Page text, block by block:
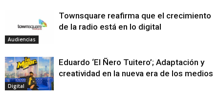
Audiencias
Townsquare reafirma que el crecimiento
de la radio está en lo digital
Digital
Eduardo ‘El Ñero Tuitero’; Adaptación y
creatividad en la nueva era de los medios